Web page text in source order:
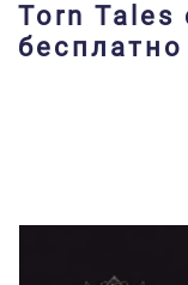
Torn Tales